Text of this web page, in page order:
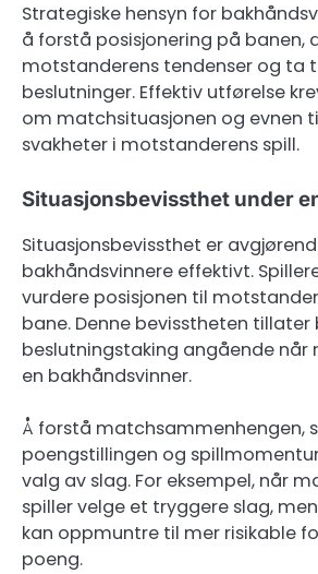
Strategiske hensyn for
å forstå posisjonering på banen,
motstanderens tendenser og ta
beslutninger. Effektiv utførelse
om matchsituasjonen og evnen
svakheter i motstanderens spill.
Situasjonsbevissthet under
Situasjonsbevissthet er
bakhåndsvinnere effektivt.
vurdere posisjonen til
bane. Denne bevisstheten tillater
beslutningstaking angående når
en bakhåndsvinner.
Å forstå matchsammenhengen,
poengstillingen og
valg av slag. For eksempel, når
spiller velge et tryggere slag,
kan oppmuntre til mer risikable
poeng.